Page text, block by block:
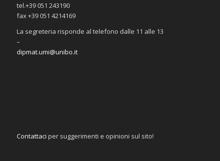
tel.+39 051 243190
fax +39 051 4214169
La segreteria risponde al telefono dalle 11 alle 13
–
dipmat.umi@unibo.it
Contattaci per suggerimenti e opinioni sul sito!